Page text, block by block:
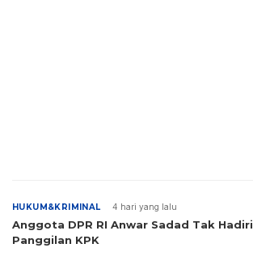
HUKUM&KRIMINAL 4 hari yang lalu
Anggota DPR RI Anwar Sadad Tak Hadiri
Panggilan KPK